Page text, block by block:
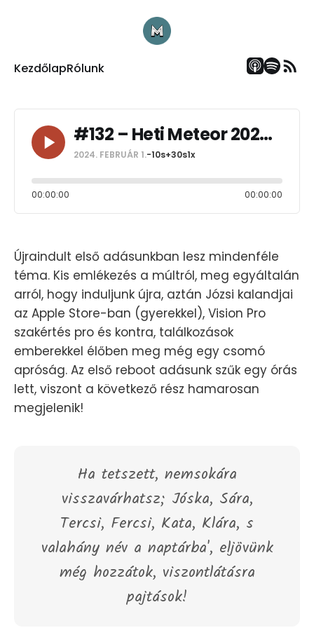
KezdőlapRólunk
#132 – Heti Meteor 2024-ben? Hell yeah.
2024. FEBRUÁR 1.-10s+30s1x
00:00:00 00:00:00
Újraindult első adásunkban lesz mindenféle
téma. Kis emlékezés a múltról, meg egyáltalán
arról, hogy induljunk újra, aztán Józsi kalandjai
az Apple Store-ban (gyerekkel), Vision Pro
szakértés pro és kontra, találkozások
emberekkel élőben meg még egy csomó
apróság. Az első reboot adásunk szűk egy órás
lett, viszont a következő rész hamarosan
megjelenik!
Ha tetszett, nemsokára
visszavárhatsz; Jóska, Sára,
Tercsi, Fercsi, Kata, Klára, s
valahány név a naptárba', eljövünk
még hozzátok, viszontlátásra
pajtások!